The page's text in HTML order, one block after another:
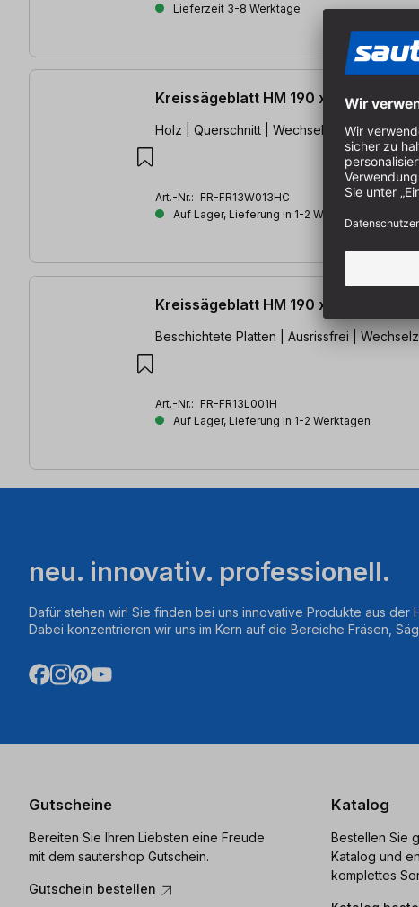
Lieferzeit 3-8 Werktage
Kreissägeblatt HM 190 x 1.5/1.0 x 30
Holz | Querschnitt | Wechselzahn
Art.-Nr.: FR-FR13W013HC
Auf Lager, Lieferung in 1-2 Werktagen
Kreissägeblatt HM 190 x 2.6/1.6 x 30
Beschichtete Platten | Ausrissfrei |
Art.-Nr.: FR-FR13L001H
Auf Lager, Lieferung in 1-2 Werktagen
neu. innovativ. professionell.
Dafür stehen wir! Sie finden bei uns innovative Produkte aus der
Dabei konzentrieren wir uns im Kern auf die Bereiche Fräsen,
Gutscheine
Bereiten Sie Ihren Liebsten eine Freude
mit dem sautershop Gutschein.
Gutschein bestellen
Katalog
Bestellen Sie
Katalog und
komplettes